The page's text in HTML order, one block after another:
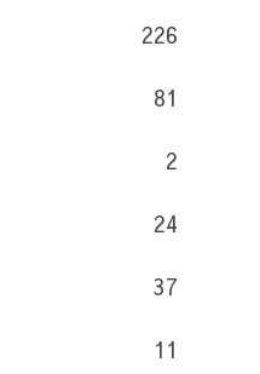
226
81
2
24
37
11